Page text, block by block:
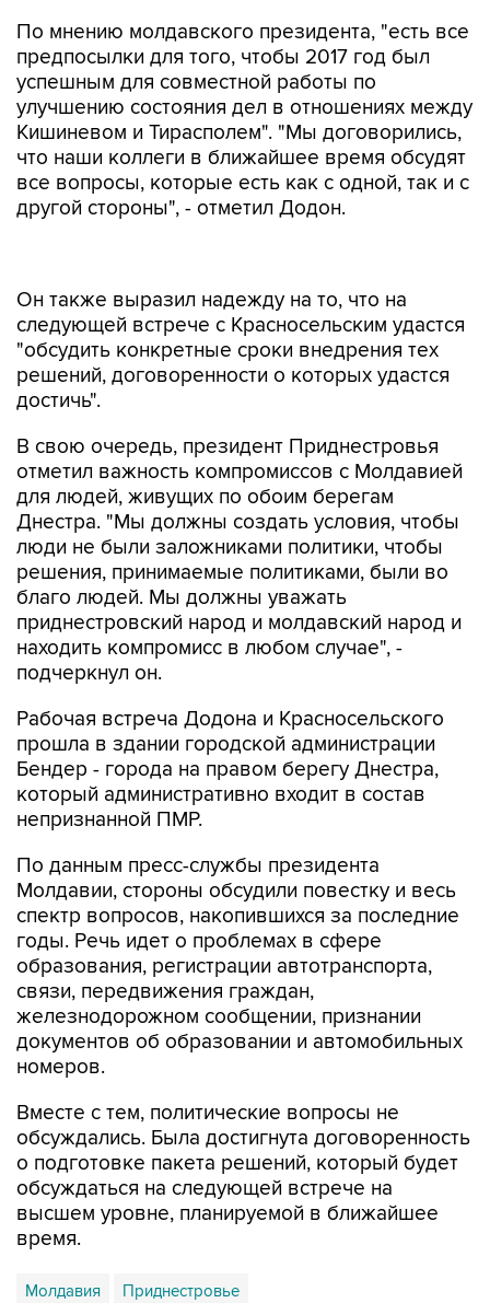
По мнению молдавского президента, "есть все
предпосылки для того, чтобы 2017 год был
успешным для совместной работы по
улучшению состояния дел в отношениях между
Кишиневом и Тирасполем". "Мы договорились,
что наши коллеги в ближайшее время обсудят
все вопросы, которые есть как с одной, так и с
другой стороны", - отметил Додон.
"обсудить конкретные сроки внедрения тех
решений, договоренности о которых удастся
достичь".
В свою очередь, президент Приднестровья
для людей, живущих по обоим берегам
Днестра. "Мы должны создать условия, чтобы
люди не были заложниками политики, чтобы
решения, принимаемые политиками, были во
благо людей. Мы должны уважать
приднестровский народ и молдавский народ и
находить компромисс в любом случае", -
подчеркнул он.
Рабочая встреча Додона и Красносельского
Бендер - города на правом берегу Днестра,
который административно входит в состав
непризнанной ПМР.
По данным пресс-службы президента
спектр вопросов, накопившихся за последние
годы. Речь идет о проблемах в сфере
образования, регистрации автотранспорта,
связи, передвижения граждан,
железнодорожном сообщении, признании
документов об образовании и автомобильных
номеров.
Вместе с тем, политические вопросы не
о подготовке пакета решений, который будет
обсуждаться на следующей встрече на
высшем уровне, планируемой в ближайшее
время.
Молдавия